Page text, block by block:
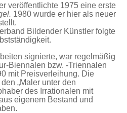
veröffentlichte 1975 eine erste
1980 wurde er hier als neuer
Bildender Künstler folgte
signierte, war regelmäßig
Biennalen bzw. -Triennalen
mit Preisverleihung. Die
„Maler unter den
des Irrationalen mit
eigenem Bestand und